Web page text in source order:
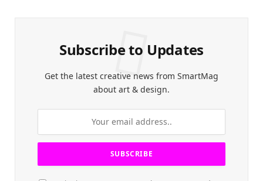
Subscribe to Updates
Get the latest creative news from SmartMag
about art & design.